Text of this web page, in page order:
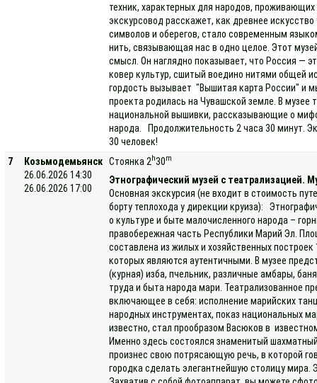
техник, характерных для народов,
экскурсовод расскажет, как древнее
символов и оберегов, стало современным
нить, связывающая нас в одно целое. Этот
смысл. Он наглядно показывает, что Россия —
ковер культур, сшитый воедино нитями общей
гордость вызывает "Вышитая карта России" и
проекта родилась на Чувашской земле. В
национальной вышивки, рассказывающие о
народа. Продолжительность 2 часа 30 минут.
30 человек!
7
Козьмодемьянск
26.06.2026 14:30
26.06.2026 17:00
Стоянка 2 h30m
Этнографический музей с театрализацией.
Основная экскурсия (не входит в стоимость
борту теплохода у дирекции круиза):
о культуре и быте малочисленного народа –
правобережная часть Республики Марий Эл.
составлена из жилых и хозяйственных
которых являются аутентичными. В музее
(курная) изба, пчельник, различные амбары,
труда и быта народа мари. Театрализованное
включающее в себя: исполнение марийских
народных инструментах, показ национальных
известно, стал прообразом Васюков в
Именно здесь состоялся знаменитый
произнес свою потрясающую речь, в которой
городка сделать элегантнейшую столицу